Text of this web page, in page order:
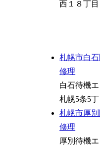
西１８丁目
札幌市白
修理
白石待機
札幌5条5丁
札幌市厚
修理
厚別待機